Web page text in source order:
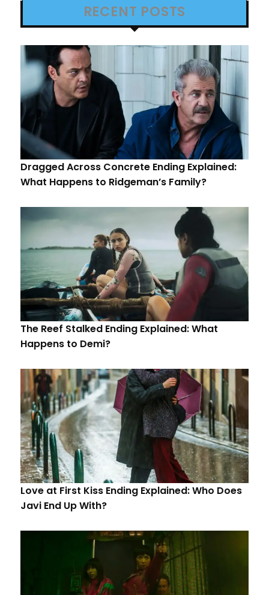
RECENT POSTS
Dragged Across Concrete Ending Explained:
What Happens to Ridgeman’s Family?
The Reef Stalked Ending Explained: What
Happens to Demi?
Love at First Kiss Ending Explained: Who Does
Javi End Up With?